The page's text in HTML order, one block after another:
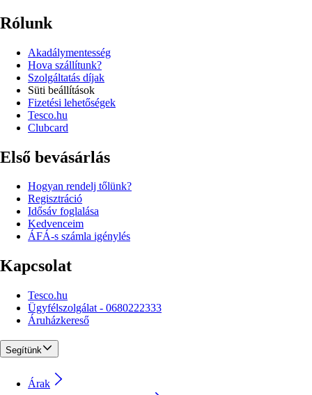
Rólunk
Akadálymentesség
Hova szállítunk?
Szolgáltatás díjak
Süti beállítások
Fizetési lehetőségek
Tesco.hu
Clubcard
Első bevásárlás
Hogyan rendelj tőlünk?
Regisztráció
Idősáv foglalása
Kedvenceim
ÁFÁ-s számla igénylés
Kapcsolat
Tesco.hu
Ügyfélszolgálat - 0680222333
Áruházkereső
Segítünk
Árak